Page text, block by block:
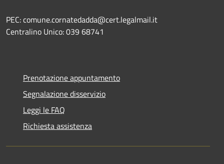
PEC: comune.cornatedadda@cert.legalmail.it
Centralino Unico: 039 68741
Prenotazione appuntamento
Segnalazione disservizio
Leggi le FAQ
Richiesta assistenza